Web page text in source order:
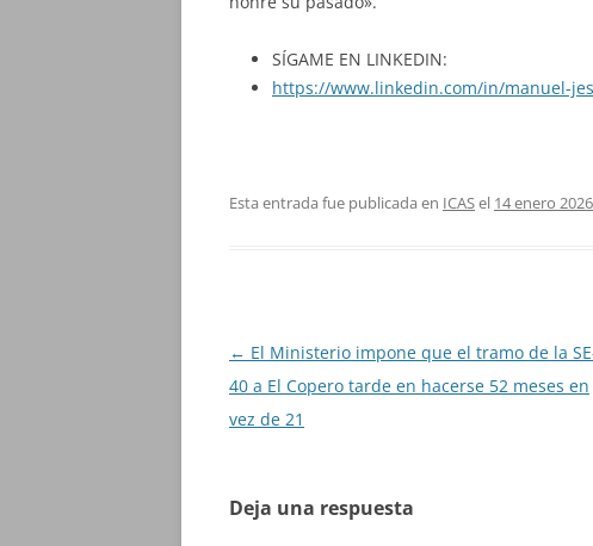
SÍGAME EN LINKEDIN:
https://www.linkedin.com/in/manuel-
Esta entrada fue publicada en ICASel 14 enero 2026
Navegación
de
entradas
← El Ministerio impone que el tramo de la
40 a El Copero tarde en hacerse 52 meses en
vez de 21
Deja una respuesta